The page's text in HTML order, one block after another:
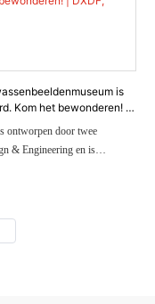
is
Kom het bewonderen! |
ontworpen door twee
& Engineering en is
verdeeld over